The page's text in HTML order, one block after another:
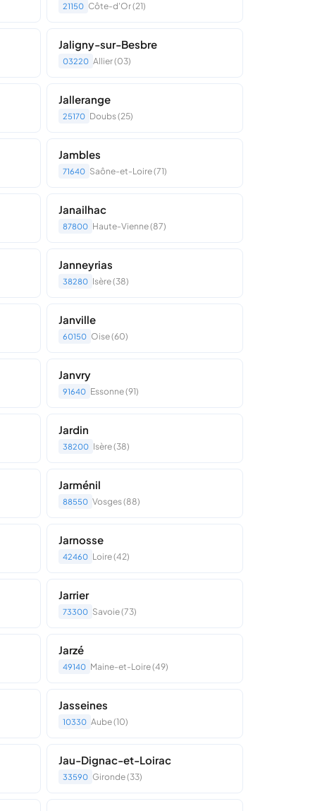
21150 Côte-d'Or (21)
Jaligny-sur-Besbre
03220 Allier (03)
Jallerange
25170 Doubs (25)
Jambles
71640 Saône-et-Loire (71)
Janailhac
87800 Haute-Vienne (87)
Janneyrias
38280 Isère (38)
Janville
60150 Oise (60)
Janvry
91640 Essonne (91)
Jardin
38200 Isère (38)
Jarménil
88550 Vosges (88)
Jarnosse
42460 Loire (42)
Jarrier
73300 Savoie (73)
Jarzé
49140 Maine-et-Loire (49)
Jasseines
10330 Aube (10)
Jau-Dignac-et-Loirac
33590 Gironde (33)